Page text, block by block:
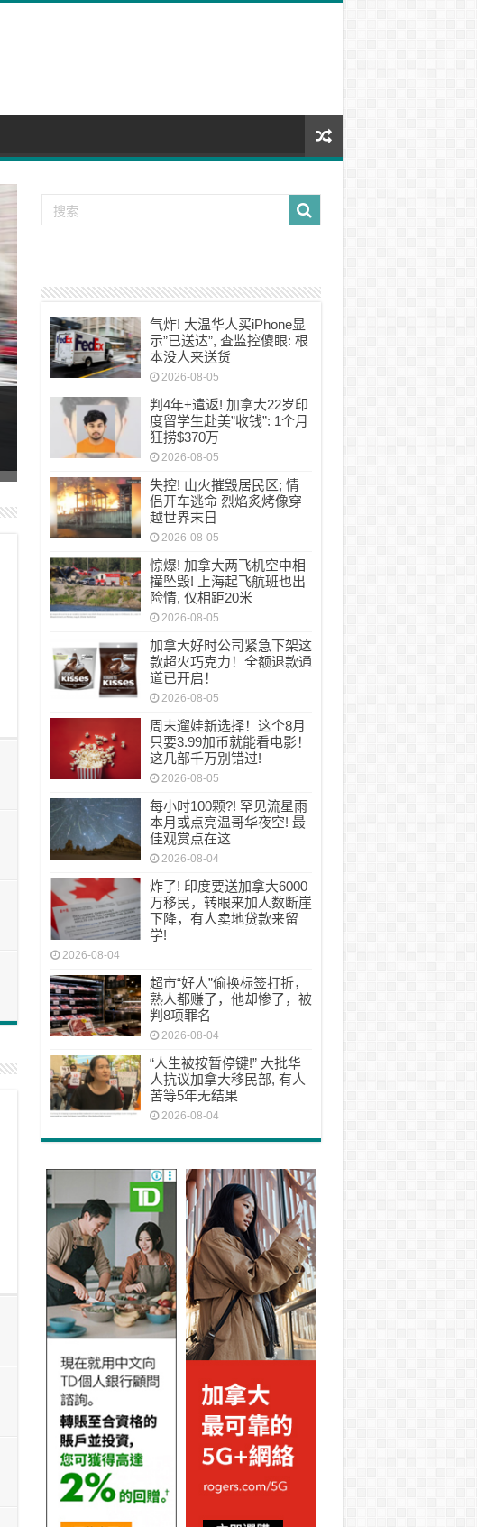
判4年+遣返! 加拿大22岁印度留学生赴美”收钱”: 1
气炸! 大温华人买iPhone显
示”已送达”, 查监控傻眼: 根
本没人来送货
2026-08-05
判4年+遣返! 加拿大22岁印
度留学生赴美”收钱”: 1个月
狂捞$370万
2026-08-05
失控! 山火摧毁居民区; 情
侣开车逃命 烈焰炙烤像穿
越世界末日
2026-08-05
惊爆! 加拿大两飞机空中相
撞坠毁! 上海起飞航班也出
险情, 仅相距20米
2026-08-05
加拿大好时公司紧急下架这
款超火巧克力！全额退款通
道已开启！
2026-08-05
周末遛娃新选择！这个8月
只要3.99加币就能看电影！
这几部千万别错过!
2026-08-05
每小时100颗?! 罕见流星雨
本月或点亮温哥华夜空! 最
佳观赏点在这
2026-08-04
炸了! 印度要送加拿大6000
万移民，转眼来加人数断崖
下降，有人卖地贷款来留
学!
2026-08-04
超市“好人”偷换标签打折，
熟人都赚了，他却惨了，被
判8项罪名
2026-08-04
“人生被按暂停键!” 大批华
人抗议加拿大移民部, 有人
苦等5年无结果
2026-08-04